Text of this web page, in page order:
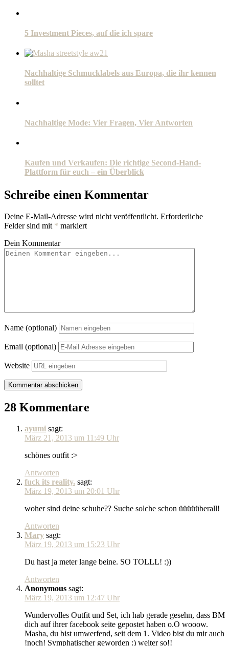
5 Investment Pieces, auf die ich spare
Nachhaltige Schmucklabels aus Europa, die ihr kennen
solltet
Nachhaltige Mode: Vier Fragen, Vier Antworten
Kaufen und Verkaufen: Die richtige Second-Hand-
Plattform für euch – ein Überblick
Schreibe einen Kommentar
Deine E-Mail-Adresse wird nicht veröffentlicht. Erforderliche
Felder sind mit * markiert
Dein Kommentar
Name (optional)
Email (optional)
Website
28 Kommentare
ayumi sagt:
März 21, 2013 um 11:49 Uhr
schönes outfit :>
Antworten
fuck its reality. sagt:
März 19, 2013 um 20:01 Uhr
woher sind deine schuhe?? Suche solche schon üüüüüberall!
Antworten
Mary sagt:
März 19, 2013 um 15:23 Uhr
Du hast ja meter lange beine. SO TOLLL! :))
Antworten
Anonymous sagt:
März 19, 2013 um 12:47 Uhr
Wundervolles Outfit und Set, ich hab gerade gesehn, dass BM
dich auf ihrer facebook seite gepostet haben o.O wooow.
Masha, du bist umwerfend, seit dem 1. Video bist du mir auch
!noch! Symphatischer geworden :) weiter so!!